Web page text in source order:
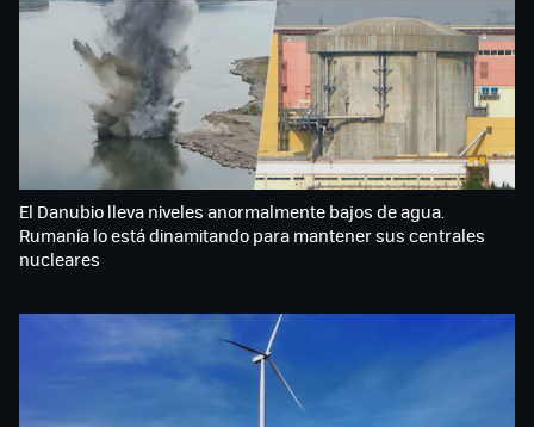
El Danubio lleva niveles anormalmente bajos de agua.
Rumanía lo está dinamitando para mantener sus centrales
nucleares